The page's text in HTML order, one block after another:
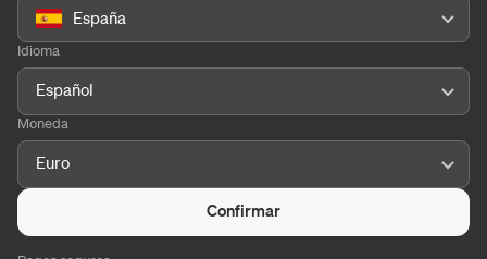
España
Idioma
Español
Moneda
Euro
Confirmar